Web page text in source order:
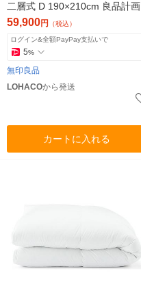
二層式 D 190×210cm 良品計画
59,900円 （税込）
ログイン&全額PayPay支払いで
5%
無印良品
LOHACOから発送
カートに入れる